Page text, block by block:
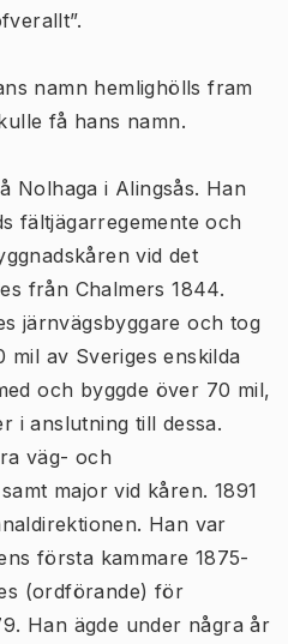
namn hemlighölls fram
få hans namn.
Nolhaga i Alingsås. Han
fältjägarregemente och
vid det
från Chalmers 1844.
järnvägsbyggare och tog
av Sveriges enskilda
och byggde över 70 mil,
i anslutning till dessa.
väg- och
major vid kåren. 1891
Han var
första kammare 1875-
(ordförande) för
Han ägde under några år